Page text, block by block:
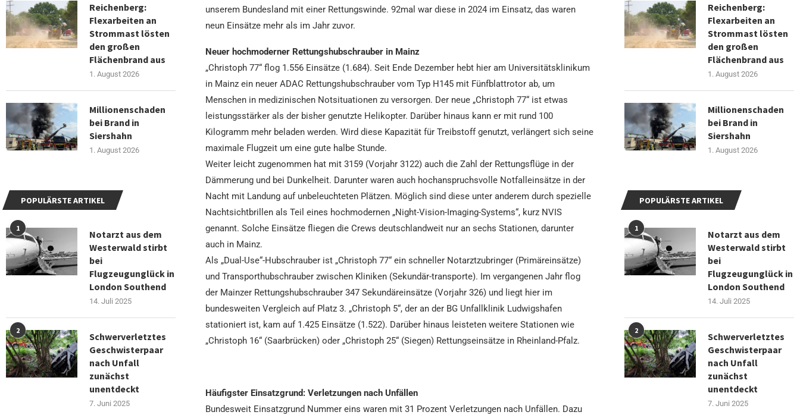
unserem Bundesland mit einer Rettungswinde. 92mal war diese in 2024 im Einsatz, das waren
neun Einsätze mehr als im Jahr zuvor.
Neuer hochmoderner Rettungshubschrauber in Mainz
„Christoph 77“ flog 1.556 Einsätze (1.684). Seit Ende Dezember hebt hier am Universitätsklinikum
in Mainz ein neuer ADAC Rettungshubschrauber vom Typ H145 mit Fünfblattrotor ab, um
Menschen in medizinischen Notsituationen zu versorgen. Der neue „Christoph 77“ ist etwas
leistungsstärker als der bisher genutzte Helikopter. Darüber hinaus kann er mit rund 100
Kilogramm mehr beladen werden. Wird diese Kapazität für Treibstoff genutzt, verlängert sich seine
maximale Flugzeit um eine gute halbe Stunde.
Weiter leicht zugenommen hat mit 3159 (Vorjahr 3122) auch die Zahl der Rettungsflüge in der
Dämmerung und bei Dunkelheit. Darunter waren auch hochanspruchsvolle Notfalleinsätze in der
Nacht mit Landung auf unbeleuchteten Plätzen. Möglich sind diese unter anderem durch spezielle
Nachtsichtbrillen als Teil eines hochmodernen „Night-Vision-Imaging-Systems“, kurz NVIS
genannt. Solche Einsätze fliegen die Crews deutschlandweit nur an sechs Stationen, darunter
auch in Mainz.
Als „Dual-Use“-Hubschrauber ist „Christoph 77“ ein schneller Notarztzubringer (Primäreinsätze)
und Transporthubschrauber zwischen Kliniken (Sekundär-transporte). Im vergangenen Jahr flog
der Mainzer Rettungshubschrauber 347 Sekundäreinsätze (Vorjahr 326) und liegt hier im
bundesweiten Vergleich auf Platz 3. „Christoph 5“, der an der BG Unfallklinik Ludwigshafen
stationiert ist, kam auf 1.425 Einsätze (1.522). Darüber hinaus leisteten weitere Stationen wie
„Christoph 16“ (Saarbrücken) oder „Christoph 25“ (Siegen) Rettungseinsätze in Rheinland-Pfalz.
Häufigster Einsatzgrund: Verletzungen nach Unfällen
Bundesweit Einsatzgrund Nummer eins waren mit 31 Prozent Verletzungen nach Unfällen. Dazu
Reichenberg:
Flexarbeiten an
Strommast lösten
den großen
Flächenbrand aus
1. August 2026
Millionenschaden
bei Brand in
Siershahn
1. August 2026
POPULÄRSTE ARTIKEL
1
Notarzt aus dem
Westerwald stirbt
bei
Flugzeugunglück in
London Southend
14. Juli 2025
2
Schwerverletztes
Geschwisterpaar
nach Unfall
zunächst
unentdeckt
7. Juni 2025
Reichenberg:
Flexarbeiten an
Strommast lösten
den großen
Flächenbrand aus
1. August 2026
Millionenschaden
bei Brand in
Siershahn
1. August 2026
POPULÄRSTE ARTIKEL
1
Notarzt aus dem
Westerwald stirbt
bei
Flugzeugunglück in
London Southend
14. Juli 2025
2
Schwerverletztes
Geschwisterpaar
nach Unfall
zunächst
unentdeckt
7. Juni 2025